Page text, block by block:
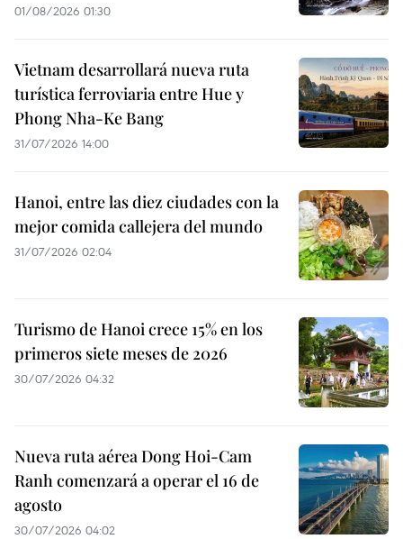
01/08/2026 01:30
Vietnam desarrollará nueva ruta
turística ferroviaria entre Hue y
Phong Nha-Ke Bang
31/07/2026 14:00
Hanoi, entre las diez ciudades con la
mejor comida callejera del mundo
31/07/2026 02:04
Turismo de Hanoi crece 15% en los
primeros siete meses de 2026
30/07/2026 04:32
Nueva ruta aérea Dong Hoi-Cam
Ranh comenzará a operar el 16 de
agosto
30/07/2026 04:02